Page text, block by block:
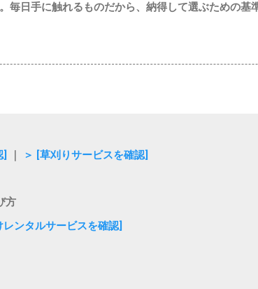
毎日手に触れるものだから、納得して選ぶための基
] ＞ [草刈りサービスを確認]
方
ンタルサービスを確認]